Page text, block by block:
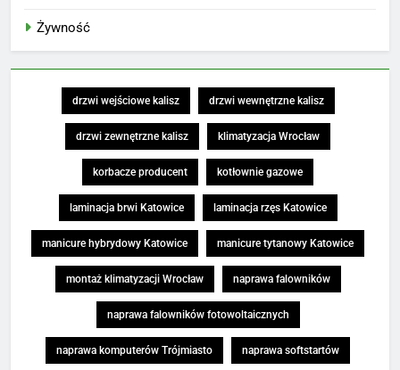
Żywność
drzwi wejściowe kalisz drzwi wewnętrzne kalisz
drzwi zewnętrzne kalisz klimatyzacja Wrocław
korbacze producent kotłownie gazowe
laminacja brwi Katowice laminacja rzęs Katowice
manicure hybrydowy Katowice manicure tytanowy Katowice
montaż klimatyzacji Wrocław naprawa falowników
naprawa falowników fotowoltaicznych
naprawa komputerów Trójmiasto naprawa softstartów